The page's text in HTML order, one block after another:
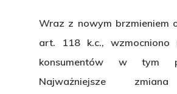
Wraz z nowym brzmieniem
art. 118 k.c., wzmocniono
konsumentów w tym
Najważniejsze